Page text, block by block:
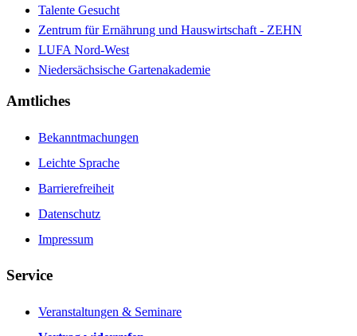
Talente Gesucht
Zentrum für Ernährung und Hauswirtschaft - ZEHN
LUFA Nord-West
Niedersächsische Gartenakademie
Amtliches
Bekanntmachungen
Leichte Sprache
Barrierefreiheit
Datenschutz
Impressum
Service
Veranstaltungen & Seminare